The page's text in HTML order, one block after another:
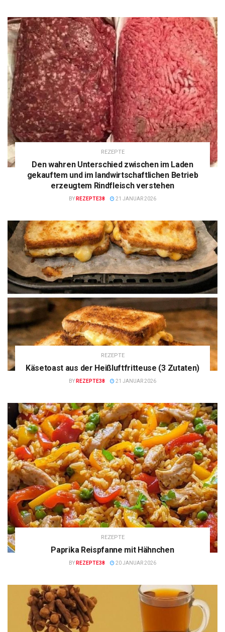
REZEPTE
Den wahren Unterschied zwischen im Laden
gekauftem und im landwirtschaftlichen Betrieb
erzeugtem Rindfleisch verstehen
BY REZEPTE38 21 JANUAR 2026
REZEPTE
Käsetoast aus der Heißluftfritteuse (3 Zutaten)
BY REZEPTE38 21 JANUAR 2026
REZEPTE
Paprika Reispfanne mit Hähnchen
BY REZEPTE38 20 JANUAR 2026